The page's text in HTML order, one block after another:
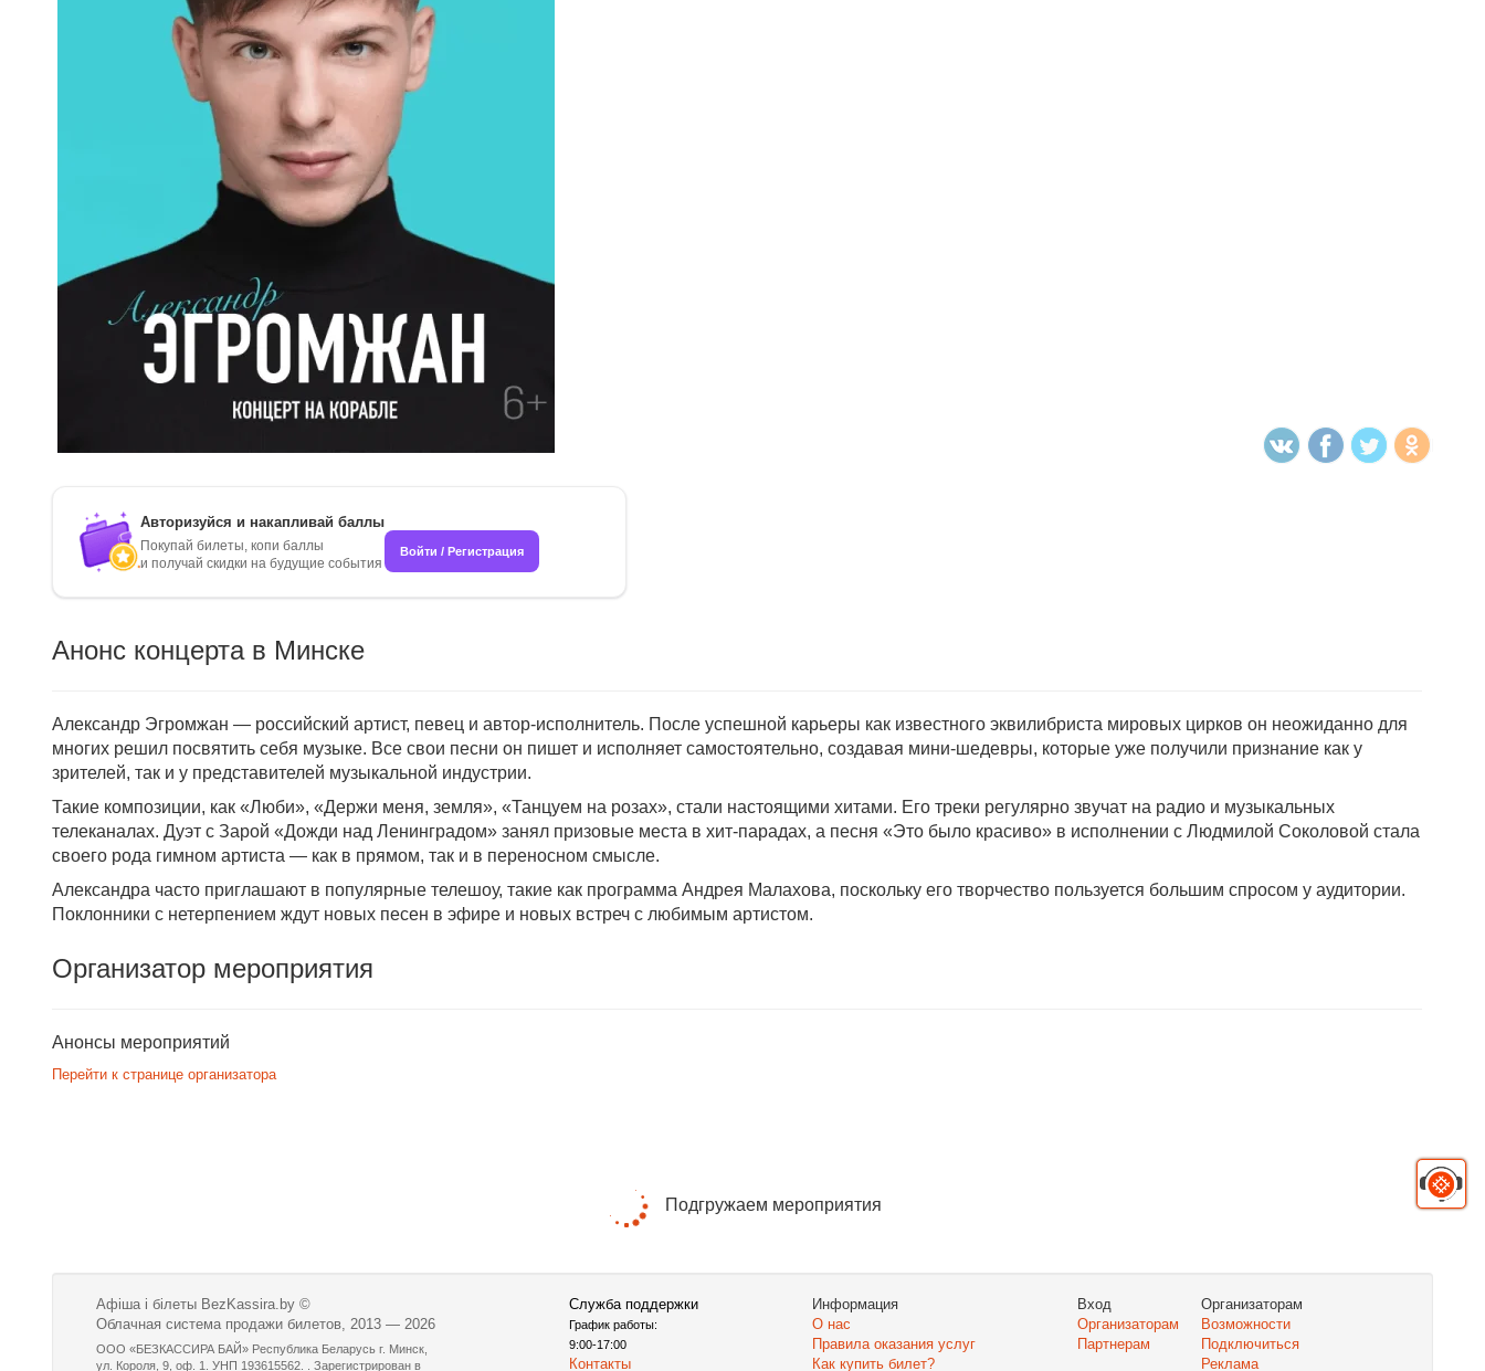
Авторизуйся и накапливай баллы
Покупай билеты, копи баллы
и получай скидки на будущие события
Войти / Регистрация
Анонс концерта в Минске
Александр Эгромжан — российский артист, певец и автор-исполнитель. После успешной карьеры как известного эквилибриста мировых цирков он неожиданно для
многих решил посвятить себя музыке. Все свои песни он пишет и исполняет самостоятельно, создавая мини-шедевры, которые уже получили признание как у
зрителей, так и у представителей музыкальной индустрии.
Такие композиции, как «Люби», «Держи меня, земля», «Танцуем на розах», стали настоящими хитами. Его треки регулярно звучат на радио и музыкальных
телеканалах. Дуэт с Зарой «Дожди над Ленинградом» занял призовые места в хит-парадах, а песня «Это было красиво» в исполнении с Людмилой Соколовой стала
своего рода гимном артиста — как в прямом, так и в переносном смысле.
Александра часто приглашают в популярные телешоу, такие как программа Андрея Малахова, поскольку его творчество пользуется большим спросом у аудитории.
Поклонники с нетерпением ждут новых песен в эфире и новых встреч с любимым артистом.
Организатор мероприятия
Анонсы мероприятий
Перейти к странице организатора
Подгружаем мероприятия
Афіша і білеты BezKassira.by ©
Облачная система продажи билетов, 2013 — 2026
ООО «БЕЗКАССИРА БАЙ» Республика Беларусь г. Минск,
ул. Короля, 9, оф. 1. УНП 193615562. . Зарегистрирован в
Служба поддержки
График работы:
9:00-17:00
Контакты
Информация
О нас
Правила оказания услуг
Как купить билет?
Вход
Организаторам
Партнерам
Организаторам
Возможности
Подключиться
Реклама